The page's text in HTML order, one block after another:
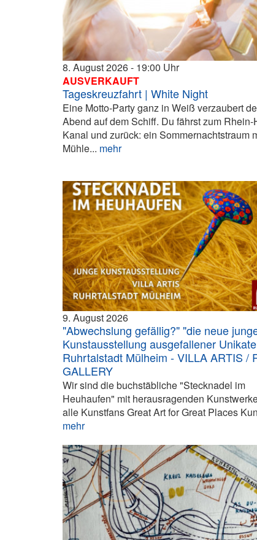
8. August 2026
19:00
AUSVERKAUFT
Tageskreuzfahrt | White Night
Eine Motto-Party ganz in Weiß verzaubert
Abend auf dem Schiff. Du fährst zum Rhein-
Kanal und zurück: ein Sommernachtstraum
Mühle... mehr
9. August 2026
"Abwechslung gefällig?" "die neue
Kunstausstellung ausgefallener
Ruhrtalstadt Mülheim - VILLA ARTIS /
GALLERY
Wir sind die buchstäbliche "Stecknadel im
Heuhaufen" mit herausragenden
alle Kunstfans Great Art for Great Places
mehr